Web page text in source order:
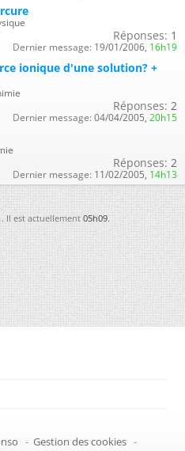
Réponses: 1
Dernier message: 19/01/2006, 16h19
ionique d'une solution? +
Réponses: 2
Dernier message: 04/04/2005, 20h15
Réponses: 2
Dernier message: 11/02/2005, 14h13
Il est actuellement05h09.
- Gestion des cookies -